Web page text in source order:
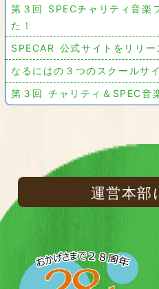
第３回 SPECチャリティ音楽
た！
SPECAR 公式サイトをリリー
なるにはの３つのスクールサ
第３回 チャリティ＆SPEC音
運営本部